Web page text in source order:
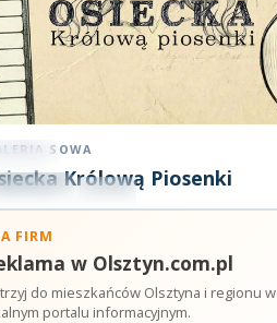
SIE
2026
SOWA
Królową Piosenki
FIRM
w Olsztyn.com.pl
do mieszkańców Olsztyna i regionu w
portalu informacyjnym.